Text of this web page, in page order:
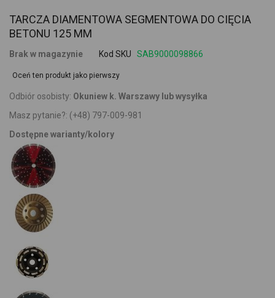
TARCZA DIAMENTOWA SEGMENTOWA DO CIĘCIA
BETONU 125 MM
Brak w magazynie Kod SKU SAB9000098866
Oceń ten produkt jako pierwszy
Odbiór osobisty: Okuniew k. Warszawy lub wysyłka
Masz pytanie?: (+48) 797-009-981
Dostępne warianty/kolory